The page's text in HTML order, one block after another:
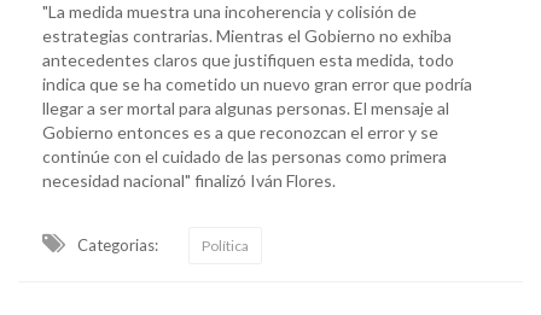
"La medida muestra una incoherencia y colisión de
estrategias contrarias. Mientras el Gobierno no exhiba
antecedentes claros que justifiquen esta medida, todo
indica que se ha cometido un nuevo gran error que podría
llegar a ser mortal para algunas personas. El mensaje al
Gobierno entonces es a que reconozcan el error y se
continúe con el cuidado de las personas como primera
necesidad nacional" finalizó Iván Flores.
Categorias: Política